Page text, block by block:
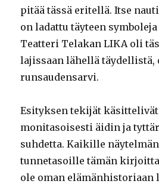
pitää tässä eritellä. Itse
on ladattu täyteen
Teatteri Telakan LIKA oli
lajissaan lähellä täydellistä,
runsaudensarvi.
Esityksen tekijät
monitasoisesti äidin ja
suhdetta. Kaikille
tunnetasoille tämän
ole oman elämänhistoriaan